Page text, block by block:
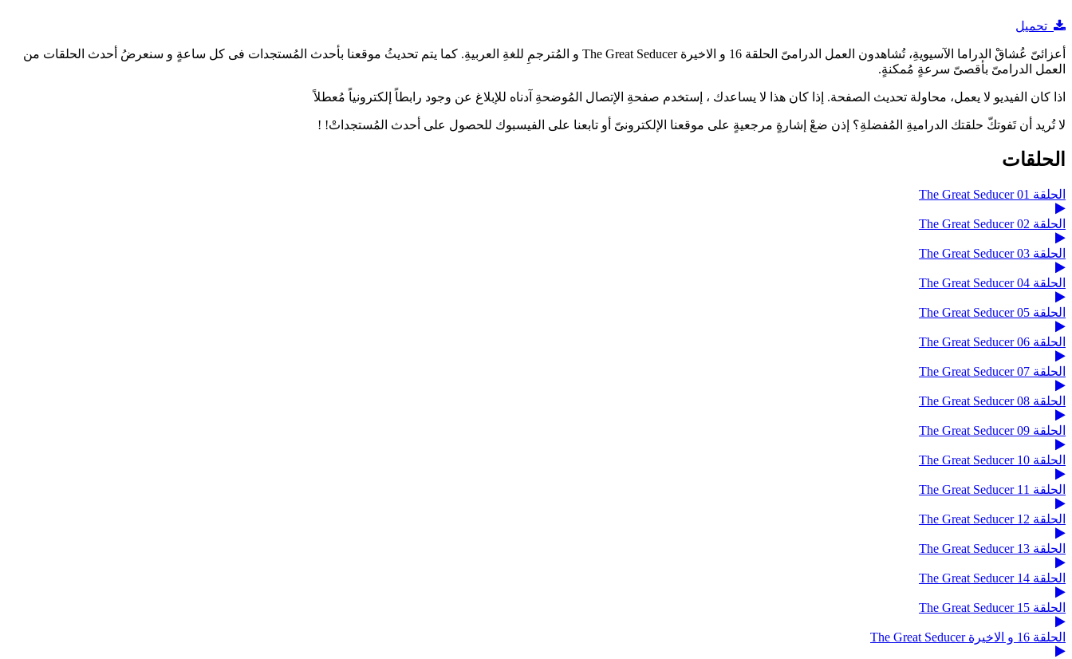
تحميل
أعزائىّ عُشاقْ الدراما الآسيويةِ، تُشاهدون العمل الدرامىّ الحلقة 16 و الاخيرة The Great Seducer و المُترجمِ للغةِ العربيةِ. كما يتم تحديثُ موقعنا بأحدث المُستجدات فى كل ساعةٍ و سنعرضُ أحدث الحلقات من
العمل الدرامىّ بأقصىّ سرعةٍ مُمكنةٍ.
اذا كان الفيديو لا يعمل، محاولة تحديث الصفحة. إذا كان هذا لا يساعدك ، إستخدم صفحةِ الإتصال المُوضحةِ آدناه للإبلاغ عن وجود رابطاً إلكترونياً مُعطلاً
لا تُريد أن تَفوتكّ حلقتك الدراميةِ المُفضلةِ؟ إذن ضعْ إشارةٍ مرجعيةٍ على موقعنا الإلكترونىّ أو تابعنا على الفيسبوك للحصول على أحدث المُستجداتْ! !
الحلقات
الحلقة 01 The Great Seducer
الحلقة 02 The Great Seducer
الحلقة 03 The Great Seducer
الحلقة 04 The Great Seducer
الحلقة 05 The Great Seducer
الحلقة 06 The Great Seducer
الحلقة 07 The Great Seducer
الحلقة 08 The Great Seducer
الحلقة 09 The Great Seducer
الحلقة 10 The Great Seducer
الحلقة 11 The Great Seducer
الحلقة 12 The Great Seducer
الحلقة 13 The Great Seducer
الحلقة 14 The Great Seducer
الحلقة 15 The Great Seducer
الحلقة 16 و الاخيرة The Great Seducer